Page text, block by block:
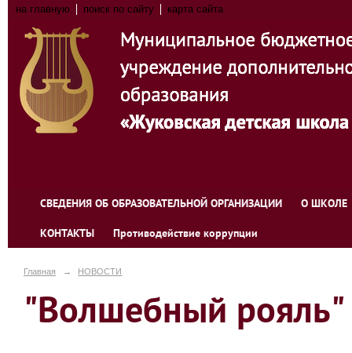
на главную поиск по сайту карта сайта
СВЕДЕНИЯ ОБ ОБРАЗОВАТЕЛЬНОЙ ОРГАНИЗАЦИИ О ШКОЛЕ
КОНТАКТЫ Противодействие коррупции
Главная → НОВОСТИ
"Волшебный рояль"